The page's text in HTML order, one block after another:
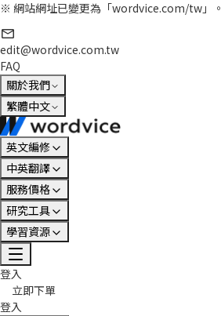
※ 網站網址已變更為「wordvice.com/tw」。
edit@wordvice.com.tw
FAQ
關於我們
繁體中文
英文編修
中英翻譯
服務價格
研究工具
學習資源
登入
立即下單
登入